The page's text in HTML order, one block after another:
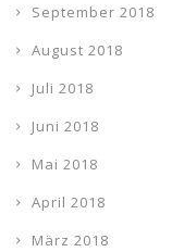
September 2018
August 2018
Juli 2018
Juni 2018
Mai 2018
April 2018
März 2018